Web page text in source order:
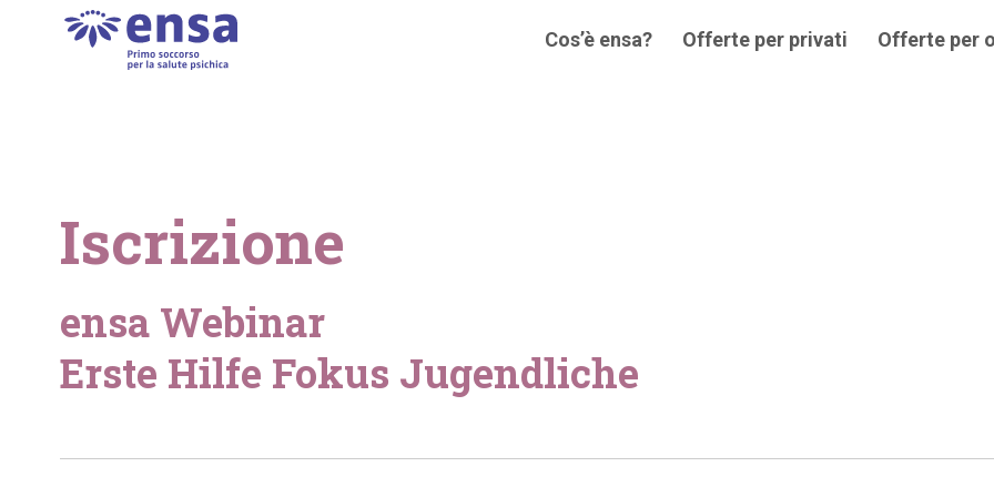
Cos’è ensa? Offerte per privati Offerte per
Iscrizione
ensa Webinar
Erste Hilfe Fokus Jugendliche